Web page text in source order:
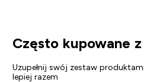
Często kupowane z
Uzupełnij swój zestaw
lepiej razem